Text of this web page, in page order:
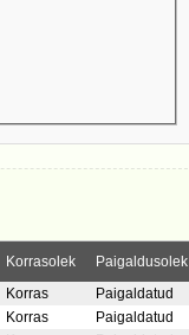
Korrasolek
Paigaldusolek
Korras
Paigaldatud
Korras
Paigaldatud